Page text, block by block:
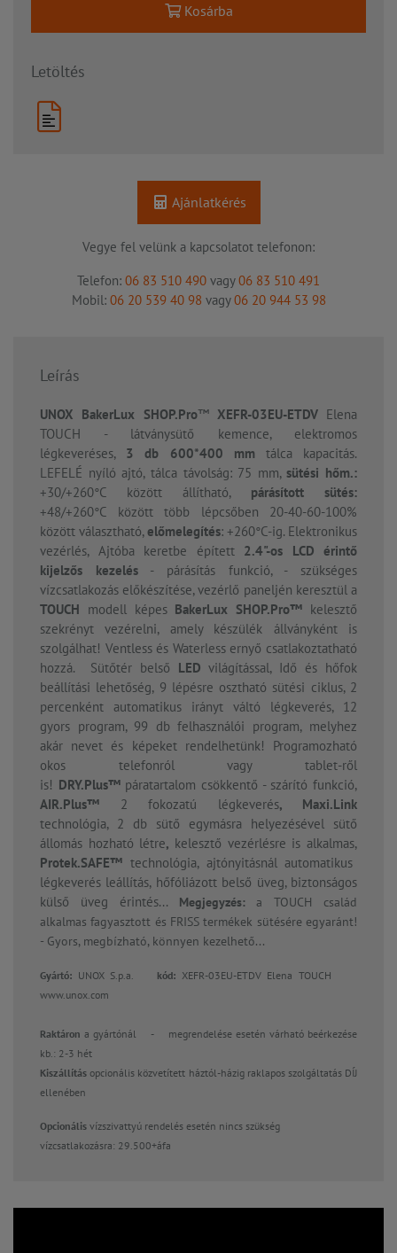
Kosárba
Letöltés
Ajánlatkérés
Vegye fel velünk a kapcsolatot telefonon:
Telefon: 06 83 510 490 vagy06 83 510 491
Mobil: 06 20 539 40 98 vagy06 20 944 53 98
Leírás
UNOX BakerLux SHOP.Pro™XEFR-03EU-ETDVElena
TOUCH - látványsütő kemence, elektromos
légkeveréses, 3 db 600*400 mm tálca kapacitás.
LEFELÉ nyíló ajtó, tálca távolság: 75 mm,sütési hőm.:
+30/+260°C között állítható, párásított sütés:
+48/+260°C között több lépcsőben 20-40-60-100%
között választható,előmelegítés: +260°C-ig. Elektronikus
vezérlés, Ajtóba keretbe épített 2.4"-os LCD érintő
kijelzős kezelés- párásítás funkció, - szükséges
vízcsatlakozás előkészítése, vezérlő paneljén keresztül a
TOUCH modell képes BakerLux SHOP.Pro™ kelesztő
szekrényt vezérelni, amely készülék állványként is
szolgálhat! Ventless és Waterless ernyő csatlakoztatható
hozzá. Sütőtér belső LEDvilágítással, Idő és hőfok
beállítási lehetőség, 9 lépésre osztható sütési ciklus, 2
percenként automatikus irányt váltó légkeverés, 12
gyors program, 99 db felhasználói program, melyhez
akár nevet és képeket rendelhetünk! Programozható
okos telefonról vagy tablet-ről
is! DRY.Plus™páratartalom csökkentő - szárító funkció,
AIR.Plus™ 2 fokozatú légkeverés, Maxi.Link
technológia, 2 db sütő egymásra helyezésével sütő
állomás hozható létre, kelesztő vezérlésre is alkalmas,
Protek.SAFE™ technológia, ajtónyitásnál automatikus
légkeverés leállítás, hőfóliázott belső üveg, biztonságos
külső üveg érintés...
Megjegyzés: a TOUCH család
alkalmas fagyasztott és FRISS termékek sütésére egyaránt!
- Gyors, megbízható, könnyen kezelhető...
Gyártó: UNOX S.p.a. kód: XEFR-03EU-ETDV Elena TOUCH
www.unox.com
Raktárona gyártónál -
megrendelése esetén várható beérkezése
kb.: 2-3 hét
Kiszállítás opcionális közvetített háztól-házig raklapos szolgáltatás DÍJ
ellenében
Opcionális vízszivattyú rendelés esetén nincs szükség
vízcsatlakozásra: 29.500+áfa